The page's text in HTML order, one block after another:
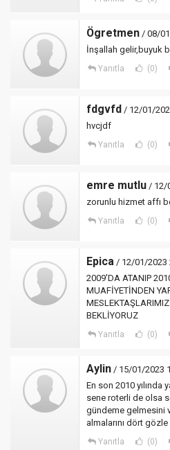
Ögretmen / 08/
İnşallah gelir,buyuk
Yanıtla (0)
fdgvfd / 12/01/
hvcjdf
Yanıtla (0)
emre mutlu / 12/
zorunlu hizmet affı
Yanıtla (0)
Epica / 12/01/2023
2009'DA ATANIP
MUAFİYETİNDEN
BEKLİYORUZ
Yanıtla (0)
Aylin / 15/01/2023
En son 2010 yılında
sene roterli de olsa
gündeme gelmesini
almalarını dört
Yanıtla (0)